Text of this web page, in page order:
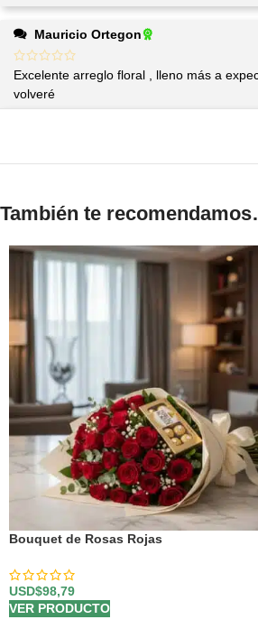
Mauricio Ortegon
Excelente arreglo floral , lleno más a
volveré
También te
Bouquet de Rosas Rojas
USD$98,79
VER PRODUCTO